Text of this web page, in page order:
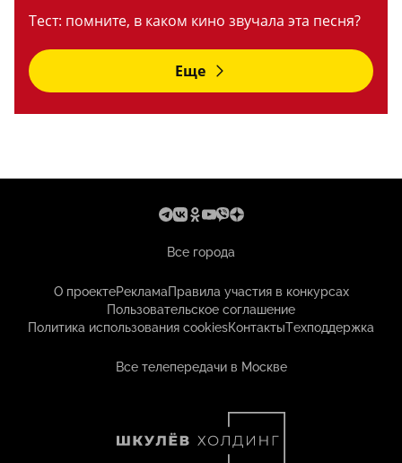
Тест: помните, в каком кино звучала эта песня?
Еще
Все города
О проектеРекламаПравила участия в конкурсах
Пользовательское соглашение
Политика использования cookiesКонтактыТехподдержка
Все телепередачи в Москве